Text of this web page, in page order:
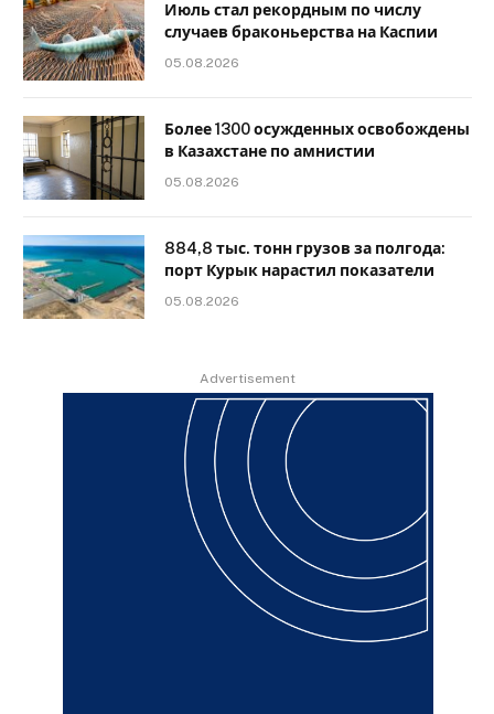
Июль стал рекордным по числу
случаев браконьерства на Каспии
05.08.2026
Более 1300 осужденных освобождены
в Казахстане по амнистии
05.08.2026
884,8 тыс. тонн грузов за полгода:
порт Курык нарастил показатели
05.08.2026
Advertisement